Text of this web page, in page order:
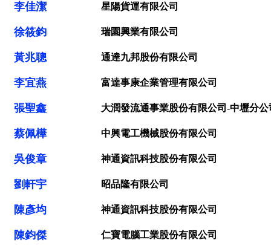
李佳潔 星陽貨運有限公司
徐筱鈞 瑞園興業有限公司
黃兆聰 通達九邦股份有限公司
李宜燕 富達事康企業管理有限公司
張聖鑫 大潤發流通事業股份有限公司-中壢分公
蔡佩樺 中興電工機械股份有限公司
吳俊章 神通資訊科技股份有限公司
劉軒宇 昭品隆有限公司
陳彥均 神通資訊科技股份有限公司
陳鈞傑 仁寶電腦工業股份有限公司